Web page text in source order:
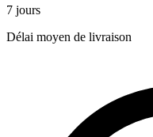
7 jours
Délai moyen de livraison